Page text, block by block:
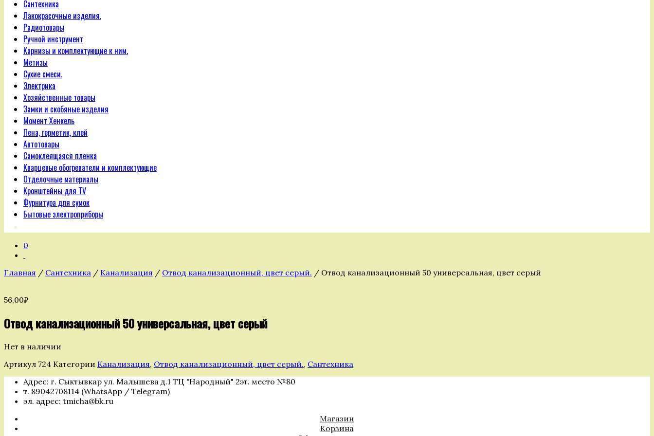
Сантехника
Лакокрасочные изделия.
Радиотовары
Ручной инструмент
Карнизы и комплектующие к ним.
Метизы
Сухие смеси.
Электрика
Хозяйственные товары
Замки и скобяные изделия
Момент Хенкель
Пена, герметик, клей
Автотовары
Самоклеящаяся пленка
Кварцевые обогреватели и комплектующие
Отделочные материалы
Кронштейны для TV
Фурнитура для сумок
Бытовые электроприборы
0
Главная / Сантехника / Канализация / Отвод канализационный, цвет серый. / Отвод канализационный 50 универсальная, цвет серый
56,00₽
Отвод канализационный 50 универсальная, цвет серый
Нет в наличии
Артикул 724 Категории Канализация, Отвод канализационный, цвет серый., Сантехника
Адрес: г. Сыктывкар ул. Малышева д.1 ТЦ "Народный" 2эт. место №80
т. 89042708114 (WhatsApp / Telegram)
эл. адрес: tmicha@bk.ru
Магазин
Корзина